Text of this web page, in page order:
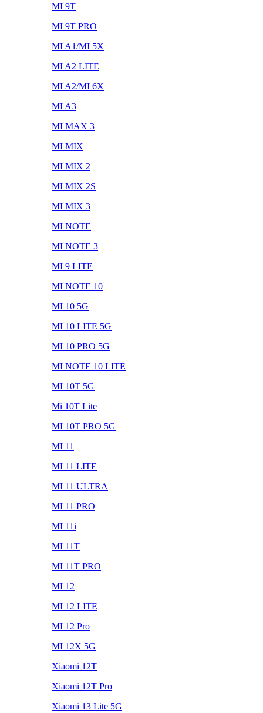
MI 9T
MI 9T PRO
MI A1/MI 5X
MI A2 LITE
MI A2/MI 6X
MI A3
MI MAX 3
MI MIX
MI MIX 2
MI MIX 2S
MI MIX 3
MI NOTE
MI NOTE 3
MI 9 LITE
MI NOTE 10
MI 10 5G
MI 10 LITE 5G
MI 10 PRO 5G
MI NOTE 10 LITE
MI 10T 5G
Mi 10T Lite
MI 10T PRO 5G
MI 11
MI 11 LITE
MI 11 ULTRA
MI 11 PRO
MI 11i
MI 11T
MI 11T PRO
MI 12
MI 12 LITE
MI 12 Pro
MI 12X 5G
Xiaomi 12T
Xiaomi 12T Pro
Xiaomi 13 Lite 5G